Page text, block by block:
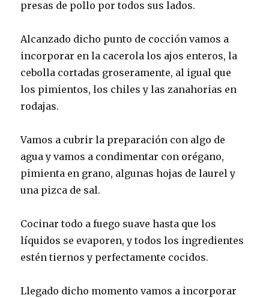
presas de pollo por todos sus lados.
Alcanzado dicho punto de cocción vamos a
incorporar en la cacerola los ajos enteros, la
cebolla cortadas groseramente, al igual que
los pimientos, los chiles y las zanahorias en
rodajas.
Vamos a cubrir la preparación con algo de
agua y vamos a condimentar con orégano,
pimienta en grano, algunas hojas de laurel y
una pizca de sal.
Cocinar todo a fuego suave hasta que los
líquidos se evaporen, y todos los ingredientes
estén tiernos y perfectamente cocidos.
Llegado dicho momento vamos a incorporar